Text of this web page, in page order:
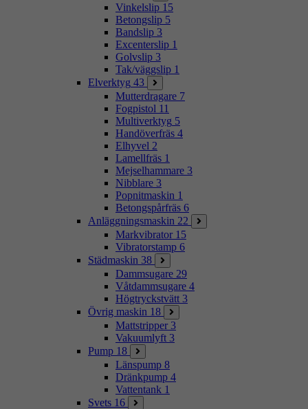
Vinkelslip 15
Betongslip 5
Bandslip 3
Excenterslip 1
Golvslip 3
Tak/väggslip 1
Elverktyg 43
Mutterdragare 7
Fogpistol 11
Multiverktyg 5
Handöverfräs 4
Elhyvel 2
Lamellfräs 1
Mejselhammare 3
Nibblare 3
Popnitmaskin 1
Betongspårfräs 6
Anläggningsmaskin 22
Markvibrator 15
Vibratorstamp 6
Städmaskin 38
Dammsugare 29
Våtdammsugare 4
Högtryckstvätt 3
Övrig maskin 18
Mattstripper 3
Vakuumlyft 3
Pump 18
Länspump 8
Dränkpump 4
Vattentank 1
Svets 16